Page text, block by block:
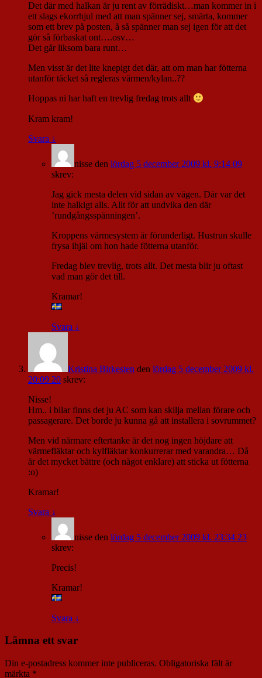
Det där med halkan är ju rent av förrädiskt…man kommer in i
ett slags ekorrhjul med att man spänner sej, smärta, kommer
som ett brev på posten, å så spänner man sej igen för att det
gör så förbaskat ont….osv…
Det går liksom bara runt…
Men visst är det lite knepigt det där, att om man har fötterna
utanför täcket så regleras värmen/kylan..??
Hoppas ni har haft en trevlig fredag trots allt
Kram kram!
Svara ↓
nisse den lördag 5 december 2009 kl. 9:14 09
skrev:
Jag gick mesta delen vid sidan av vägen. Där var det
inte halkigt alls. Allt för att undvika den där
’rundgångsspänningen’.
Kroppens värmesystem är förunderligt. Hustrun skulle
frysa ihjäl om hon hade fötterna utanför.
Fredag blev trevlig, trots allt. Det mesta blir ju oftast
vad man gör det till.
Kramar!
Svara ↓
Kristina Birkesten den lördag 5 december 2009 kl.
20:09 20 skrev:
Nisse!
Hm.. i bilar finns det ju AC som kan skilja mellan förare och
passagerare. Det borde ju kunna gå att installera i sovrummet?
Men vid närmare eftertanke är det nog ingen höjdare att
värmefläktar och kylfläktar konkurrerar med varandra… Då
är det mycket bättre (och något enklare) att sticka ut fötterna
:o)
Kramar!
Svara ↓
nisse den lördag 5 december 2009 kl. 23:34 23
skrev:
Precis!
Kramar!
Svara ↓
Lämna ett svar
Din e-postadress kommer inte publiceras. Obligatoriska fält är
märkta *